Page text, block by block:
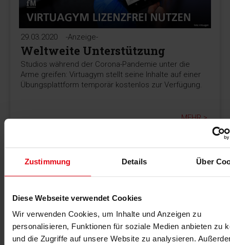
Zustimmung Details Über
Diese Webseite verwendet Cookies
Wir verwenden Cookies, um Inhalte und Anzeigen zu
personalisieren, Funktionen für soziale Medien anbieten zu
und die Zugriffe auf unsere Website zu analysieren.
29.03.2020 -Anzeige-
Weltweite Unterstützung
Studios während der Corona-Pandemie unter die
Arme greifen: Virtuagym stellt seine Inhalte auf einer
Übungsplattform temporär kostenlos zur Verfügung.
MEHR >